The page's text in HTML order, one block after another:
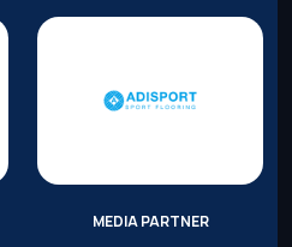
MEDIA PARTNER